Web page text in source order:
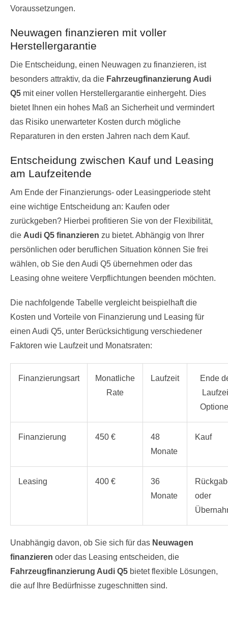
Voraussetzungen.
Neuwagen finanzieren mit voller
Herstellergarantie
Die Entscheidung, einen Neuwagen zu finanzieren, ist
besonders attraktiv, da die Fahrzeugfinanzierung Audi
Q5 mit einer vollen Herstellergarantie einhergeht. Dies
bietet Ihnen ein hohes Maß an Sicherheit und vermindert
das Risiko unerwarteter Kosten durch mögliche
Reparaturen in den ersten Jahren nach dem Kauf.
Entscheidung zwischen Kauf und Leasing
am Laufzeitende
Am Ende der Finanzierungs- oder Leasingperiode steht
eine wichtige Entscheidung an: Kaufen oder
zurückgeben? Hierbei profitieren Sie von der Flexibilität,
die Audi Q5 finanzieren zu bietet. Abhängig von Ihrer
persönlichen oder beruflichen Situation können Sie frei
wählen, ob Sie den Audi Q5 übernehmen oder das
Leasing ohne weitere Verpflichtungen beenden möchten.
Die nachfolgende Tabelle vergleicht beispielhaft die
Kosten und Vorteile von Finanzierung und Leasing für
einen Audi Q5, unter Berücksichtigung verschiedener
Faktoren wie Laufzeit und Monatsraten:
Finanzierungsart
Monatliche
Rate
Laufzeit
Ende
Finanzierung 450 €
48
Monate
Kauf
Leasing 400 €
36
Monate
oder
Unabhängig davon, ob Sie sich für das Neuwagen
finanzieren oder das Leasing entscheiden, die
Fahrzeugfinanzierung Audi Q5 bietet flexible Lösungen,
die auf Ihre Bedürfnisse zugeschnitten sind.